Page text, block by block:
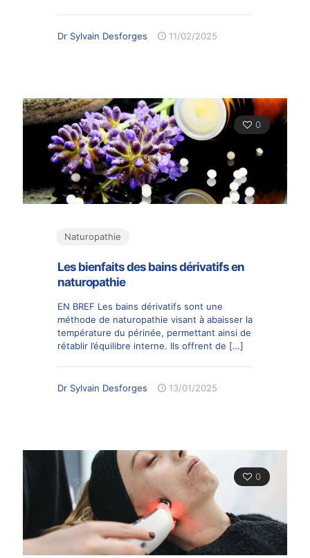
Dr Sylvain Desforges 11/02/2025
0
Naturopathie
Les bienfaits des bains dérivatifs en
naturopathie
EN BREF Les bains dérivatifs sont une
méthode de naturopathie visant à abaisser la
température du périnée, permettant ainsi de
rétablir l’équilibre interne. Ils offrent de […]
Dr Sylvain Desforges 13/01/2025
0